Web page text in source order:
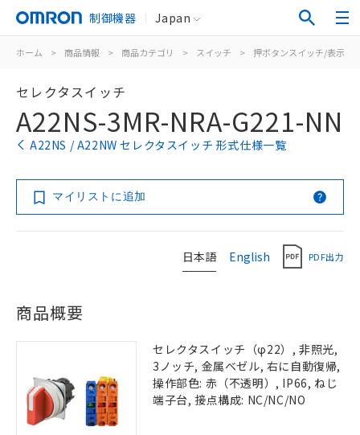
制御機器 Japan
ホーム > 商品情報 > 商品カテゴリ > スイッチ > 押ボタンスイッチ/表示灯
セレクタスイッチ
A22NS-3MR-NRA-G221-NN
A22NS / A22NW セレクタスイッチ 形式仕様一覧
マイリストに追加
日本語 English PDF出力
商品概要
セレクタスイッチ（φ22）, 非照光,
3ノッチ, 金属ベゼル, 右に自動復帰,
操作部色: 赤（不透明）, IP66, ねじ
端子台, 接点構成: NC/NC/NO